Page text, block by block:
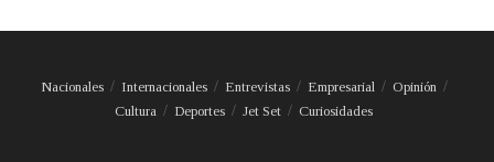
Nacionales Internacionales Entrevistas Empresarial
Opinión
Cultura
Deportes Jet Set Curiosidades